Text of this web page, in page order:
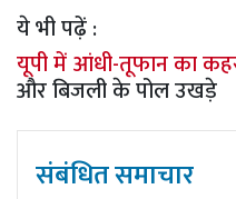
ये भी पढ़ें :
यूपी में आंधी-तूफान का
और बिजली के पोल उखड़े
संबंधित समाचार